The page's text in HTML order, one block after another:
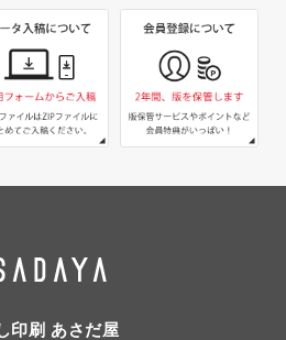
印刷 あさだ屋